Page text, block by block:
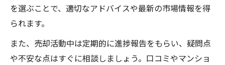
を選ぶことで、適切なアドバイスや最新の市場情報を得
られます。
また、売却活動中は定期的に進捗報告をもらい、疑問点
や不安な点はすぐに相談しましょう。口コミやマンショ